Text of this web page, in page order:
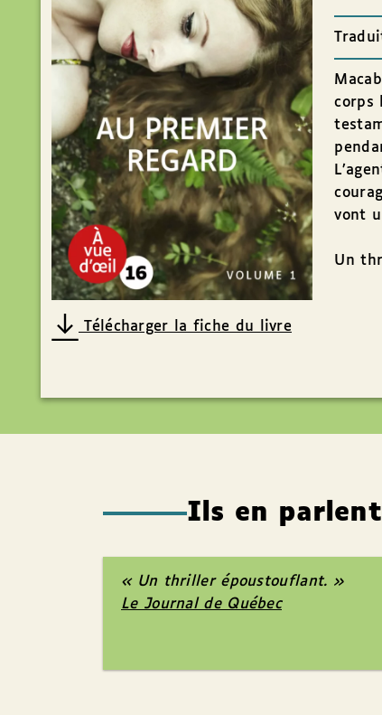
Télécharger la fiche du livre
corps
vont
Un
Ils en parlent
« Un thriller époustouflant. »
Le Journal de Québec